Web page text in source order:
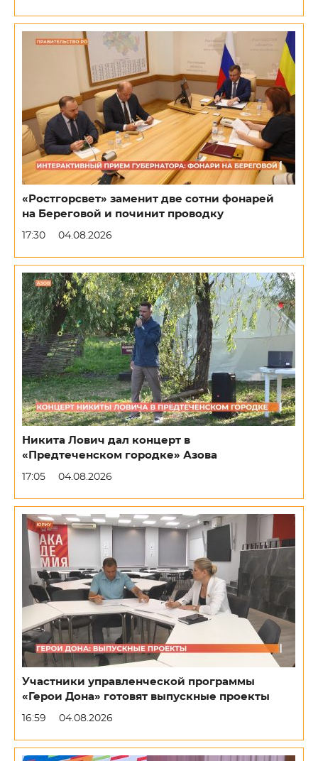
«Ростгорсвет» заменит две сотни фонарей
на Береговой и починит проводку
17:30 04.08.2026
Никита Лович дал концерт в
«Предтеченском городке» Азова
17:05 04.08.2026
Участники управленческой программы
«Герои Дона» готовят выпускные проекты
16:59 04.08.2026